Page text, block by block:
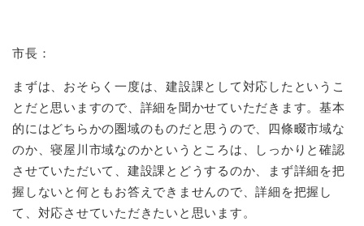
市長：
まずは、おそらく一度は、建設課として対応したというこ
とだと思いますので、詳細を聞かせていただきます。基本
的にはどちらかの圏域のものだと思うので、四條畷市域な
のか、寝屋川市域なのかというところは、しっかりと確認
させていただいて、建設課とどうするのか、まず詳細を把
握しないと何ともお答えできませんので、詳細を把握し
て、対応させていただきたいと思います。